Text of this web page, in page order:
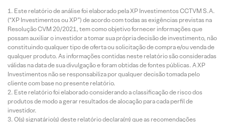
Este relatório de análise foi elaborado pela XP Investimentos CCTVM S.A.
(“XP Investimentos ou XP”) de acordo com todas as exigências previstas na
Resolução CVM 20/2021, tem como objetivo fornecer informações que
possam auxiliar o investidor a tomar sua própria decisão de investimento, não
constituindo qualquer tipo de oferta ou solicitação de compra e/ou venda de
qualquer produto. As informações contidas neste relatório são consideradas
válidas na data de sua divulgação e foram obtidas de fontes públicas. A XP
Investimentos não se responsabiliza por qualquer decisão tomada pelo
cliente com base no presente relatório.
Este relatório foi elaborado considerando a classificação de risco dos
produtos de modo a gerar resultados de alocação para cada perfil de
investidor.
O(s) signatário(s) deste relatório declara(m) que as recomendações